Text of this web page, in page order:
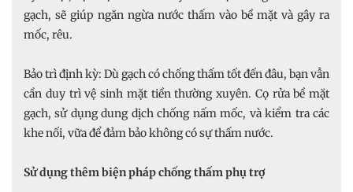
gạch, sẽ giúp ngăn ngừa nước thấm vào bề mặt và gây ra
mốc, rêu.
Bảo trì định kỳ: Dù gạch có chống thấm tốt đến đâu, bạn vẫn
cần duy trì vệ sinh mặt tiền thường xuyên. Cọ rửa bề mặt
gạch, sử dụng dung dịch chống nấm mốc, và kiểm tra các
khe nối, vữa để đảm bảo không có sự thấm nước.
Sử dụng thêm biện pháp chống thấm phụ trợ